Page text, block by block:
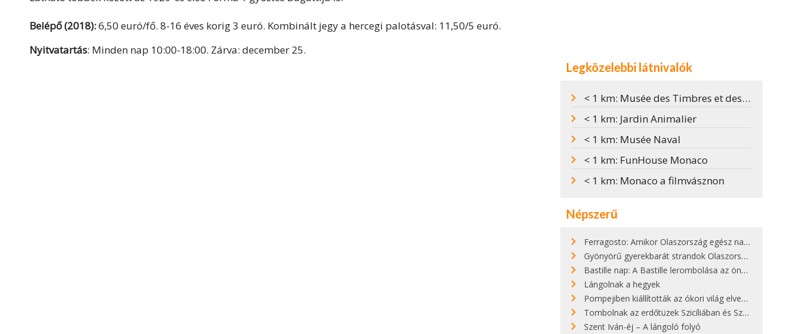
Belépő (2018):6,50 euró/fő. 8-16 éves korig 3 euró. Kombinált jegy a hercegi palotásval: 11,50/5 euró.
Nyitvatartás: Minden nap 10:00-18:00. Zárva: december 25.
Legközelebbi látnivalók
< 1 km: Musée des Timbres et des Monnaies
< 1 km: Jardin Animalier
< 1 km: Musée Naval
< 1 km: FunHouse Monaco
< 1 km: Monaco a filmvásznon
Népszerű
Ferragosto: Amikor Olaszország egész nap nyaral
Gyönyörű gyerekbarát strandok Olaszországban - megmutatjuk a 15 legjobbat
Bastille nap: A Bastille lerombolása az önkényuralom végét jelentette
Lángolnak a hegyek
Pompejiben kiállították az ókori világ elveszett híres szobrának másolatát
Tombolnak az erdőtüzek Szicíliában és Szardínián
Szent Iván-éj – A lángoló folyó